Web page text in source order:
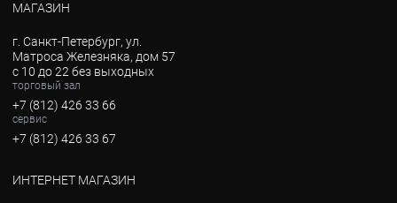
МАГАЗИН
г. Санкт-Петербург, ул.
Матроса Железняка, дом 57
с 10 до 22 без выходных
торговый зал
+7 (812) 426 33 66
сервис
+7 (812) 426 33 67
ИНТЕРНЕТ МАГАЗИН